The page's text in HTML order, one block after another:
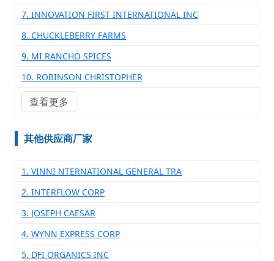
7. INNOVATION FIRST INTERNATIONAL INC
8. CHUCKLEBERRY FARMS
9. MI RANCHO SPICES
10. ROBINSON CHRISTOPHER
查看更多
其他供应商厂家
1. VINNI NTERNATIONAL GENERAL TRA
2. INTERFLOW CORP
3. JOSEPH CAESAR
4. WYNN EXPRESS CORP
5. DFI ORGANICS INC